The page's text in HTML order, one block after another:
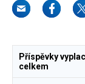
Příspěvky
celkem